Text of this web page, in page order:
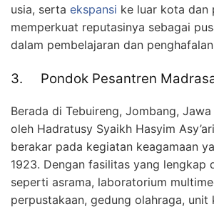
usia, serta ekspansi ke luar kota dan
memperkuat reputasinya sebagai
dalam pembelajaran dan penghafalan
3. Pondok Pesantren
Berada di Tebuireng, Jombang,
oleh Hadratusy Syaikh Hasyim
berakar pada kegiatan keagamaan
1923. Dengan fasilitas yang lengkap
seperti asrama, laboratorium
perpustakaan, gedung olahraga, unit